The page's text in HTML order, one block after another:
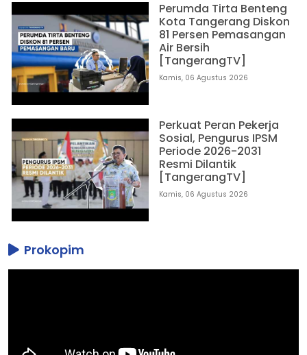
Perumda Tirta Benteng
Kota Tangerang Diskon
81 Persen Pemasangan
Air Bersih
[TangerangTV]
Kamis, 06 Agustus 2026
Perkuat Peran Pekerja
Sosial, Pengurus IPSM
Periode 2026-2031
Resmi Dilantik
[TangerangTV]
Kamis, 06 Agustus 2026
Prokopim